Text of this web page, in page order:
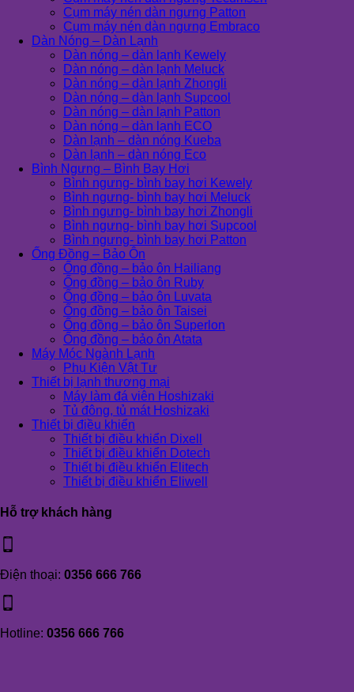
Cụm máy nén dàn ngưng Patton
Cụm máy nén dàn ngưng Embraco
Dàn Nóng – Dàn Lạnh
Dàn nóng – dàn lạnh Kewely
Dàn nóng – dàn lạnh Meluck
Dàn nóng – dàn lạnh Zhongli
Dàn nóng – dàn lạnh Supcool
Dàn nóng – dàn lạnh Patton
Dàn nóng – dàn lạnh ECO
Dàn lạnh – dàn nóng Kueba
Dàn lạnh – dàn nóng Eco
Bình Ngưng – Bình Bay Hơi
Bình ngưng- bình bay hơi Kewely
Bình ngưng- bình bay hơi Meluck
Bình ngưng- bình bay hơi Zhongli
Bình ngưng- bình bay hơi Supcool
Bình ngưng- bình bay hơi Patton
Ống Đồng – Bảo Ôn
Ống đồng – bảo ôn Hailiang
Ống đồng – bảo ôn Ruby
Ống đồng – bảo ôn Luvata
Ống đồng – bảo ôn Taisei
Ống đồng – bảo ôn Superlon
Ống đồng – bảo ôn Atata
Máy Móc Ngành Lạnh
Phụ Kiện Vật Tư
Thiết bị lạnh thương mại
Máy làm đá viên Hoshizaki
Tủ đông, tủ mát Hoshizaki
Thiết bị điều khiển
Thiết bị điều khiển Dixell
Thiết bị điều khiển Dotech
Thiết bị điều khiển Elitech
Thiết bị điều khiển Eliwell
Hỗ trợ khách hàng
Điện thoại: 0356 666 766
Hotline: 0356 666 766